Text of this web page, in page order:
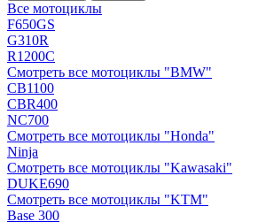
Все мотоциклы
F650GS
G310R
R1200C
Смотреть все мотоциклы "BMW"
CB1100
CBR400
NC700
Смотреть все мотоциклы "Honda"
Ninja
Смотреть все мотоциклы "Kawasaki"
DUKE690
Смотреть все мотоциклы "KTM"
Base 300